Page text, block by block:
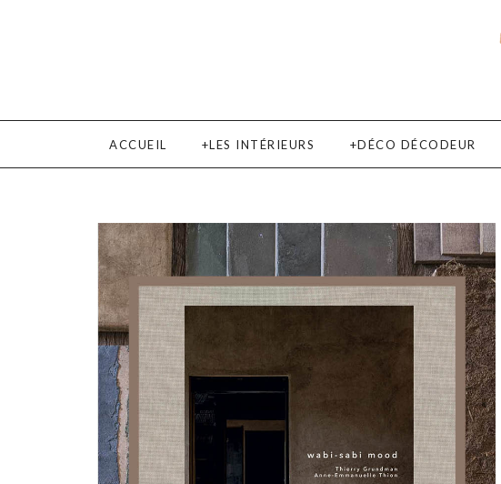
ACCUEIL LES INTÉRIEURS DÉCO DÉCODEUR